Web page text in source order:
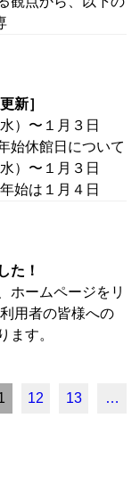
新］
）〜１月３日
始休館日について
）〜１月３日
始は１月４日
た！
ホームページをリ
用者の皆様への
ます。
12 13 …